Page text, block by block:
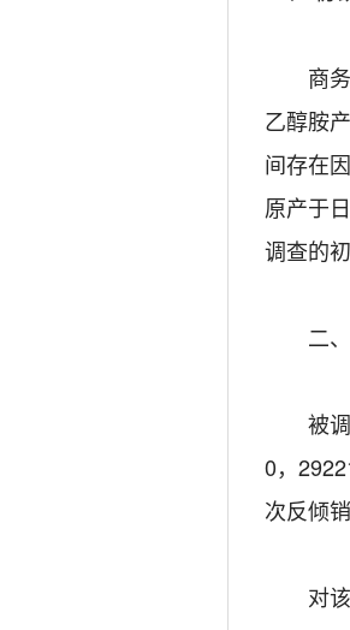
商务
乙醇胺
间存在
原产于
调查的
二、
被调
0，
次反倾
对该